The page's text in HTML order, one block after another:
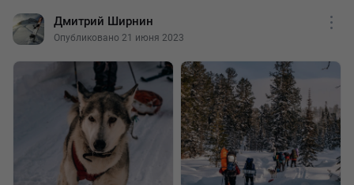
Дмитрий Ширнин
Опубликовано 21 июня 2023